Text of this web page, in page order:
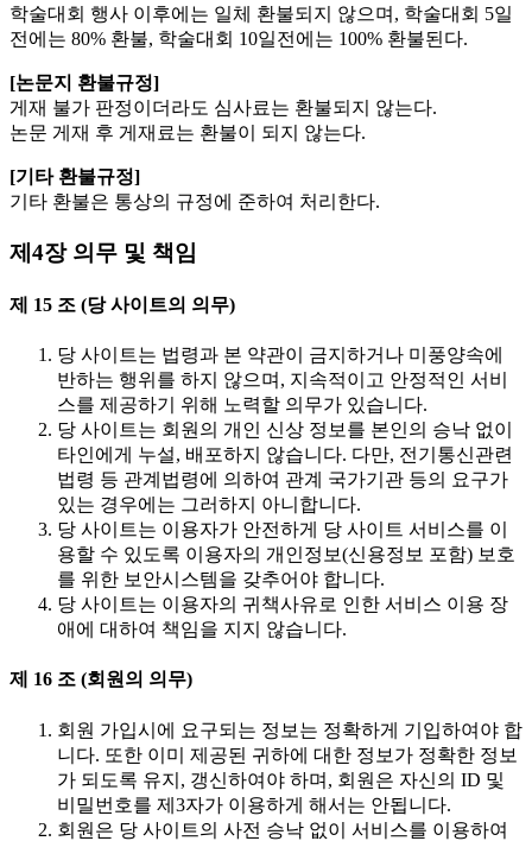
학술대회 행사 이후에는 일체 환불되지 않으며, 학술대회 5일
전에는 80% 환불, 학술대회 10일전에는 100% 환불된다.
[논문지 환불규정]
게재 불가 판정이더라도 심사료는 환불되지 않는다.
논문 게재 후 게재료는 환불이 되지 않는다.
[기타 환불규정]
기타 환불은 통상의 규정에 준하여 처리한다.
제4장 의무 및 책임
제 15 조 (당 사이트의 의무)
당 사이트는 법령과 본 약관이 금지하거나 미풍양속에
반하는 행위를 하지 않으며, 지속적이고 안정적인 서비
스를 제공하기 위해 노력할 의무가 있습니다.
당 사이트는 회원의 개인 신상 정보를 본인의 승낙 없이
타인에게 누설, 배포하지 않습니다. 다만, 전기통신관련
법령 등 관계법령에 의하여 관계 국가기관 등의 요구가
있는 경우에는 그러하지 아니합니다.
당 사이트는 이용자가 안전하게 당 사이트 서비스를 이
용할 수 있도록 이용자의 개인정보(신용정보 포함) 보호
를 위한 보안시스템을 갖추어야 합니다.
당 사이트는 이용자의 귀책사유로 인한 서비스 이용 장
애에 대하여 책임을 지지 않습니다.
제 16 조 (회원의 의무)
회원 가입시에 요구되는 정보는 정확하게 기입하여야 합
니다. 또한 이미 제공된 귀하에 대한 정보가 정확한 정보
가 되도록 유지, 갱신하여야 하며, 회원은 자신의 ID 및
비밀번호를 제3자가 이용하게 해서는 안됩니다.
회원은 당 사이트의 사전 승낙 없이 서비스를 이용하여